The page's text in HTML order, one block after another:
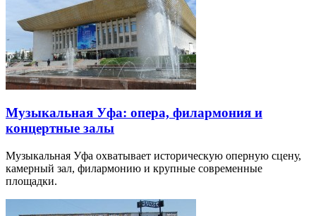
Музыкальная Уфа: опера, филармония и
концертные залы
Музыкальная Уфа охватывает историческую оперную сцену,
камерный зал, филармонию и крупные современные
площадки.